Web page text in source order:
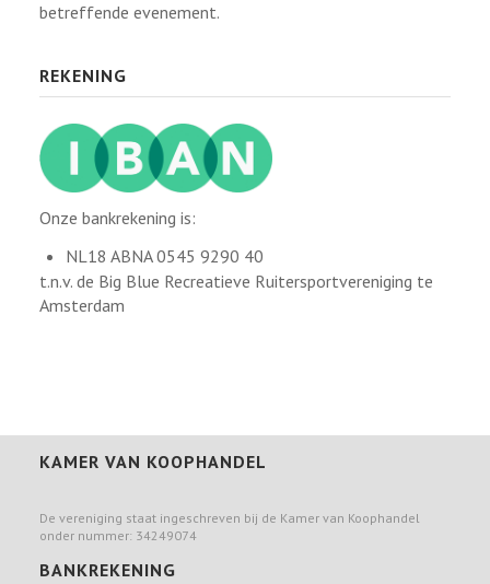
betreffende evenement.
REKENING
Onze bankrekening is:
NL18 ABNA 0545 9290 40
t.n.v. de Big Blue Recreatieve Ruitersportvereniging te
Amsterdam
KAMER VAN KOOPHANDEL
De vereniging staat ingeschreven bij de Kamer van Koophandel
onder nummer: 34249074
BANKREKENING